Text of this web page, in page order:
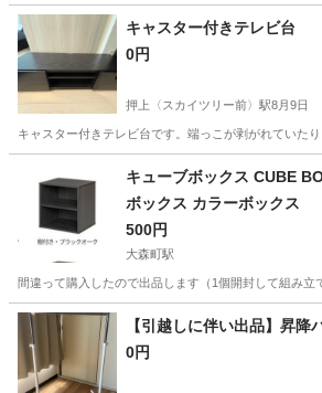
東京 品川区 武蔵小山駅
キャスター付きテレビ台
0円
押上〈スカイツリー前〉駅8月9日
キャスター付きテレビ台です。端っこが剥がれていた
押上〈スカイツリー前〉駅
キューブボックス CUBE
ボックス カラーボックス
500円
大森町駅
間違って購入したので出品します（1個開封して組み
東京 大田区 大森町駅 収納家具
【引越しに伴い出品】昇降
0円